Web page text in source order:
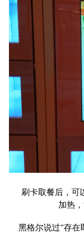
刷卡取餐后，可
加热
黑格尔说过“存在